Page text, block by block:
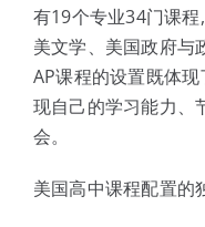
有19个专业34门课
美文学、美国政府与
AP课程的设置既体
现自己的学习能力、
会。
美国高中课程配置的